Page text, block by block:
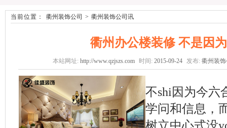
当前位置： 衢州装饰公司 > 衢州装饰公司讯
衢州办公楼装修 不是因
本站网址: http://www.qzjszs.com 时间: 2015-09-24 发布: 衢州装
不shi因为今六
学问和信息，